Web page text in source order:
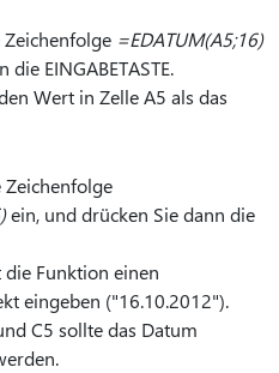
Zeichenfolge =EDATUM(A5;16)
EINGABETASTE.
Wert in Zelle A5 als das
Zeichenfolge
ein, und drücken Sie dann die
Funktion einen
eingeben ("16.10.2012").
C5 sollte das Datum